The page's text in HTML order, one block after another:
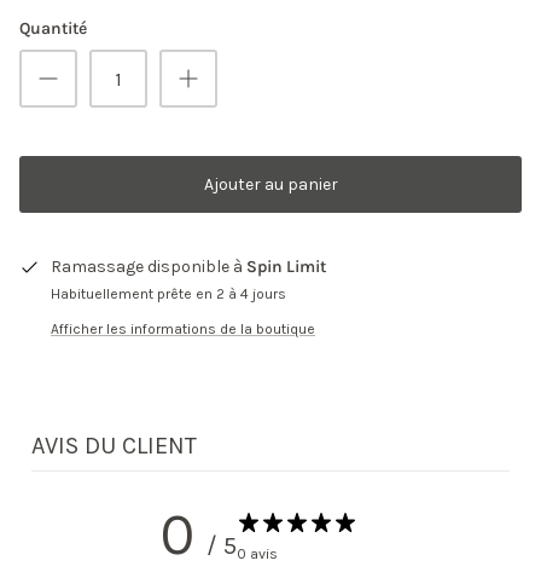
Quantité
Ajouter au panier
Ramassage disponible à Spin Limit
Habituellement prête en 2 à 4 jours
Afficher les informations de la boutique
AVIS DU CLIENT
0 / 50 avis